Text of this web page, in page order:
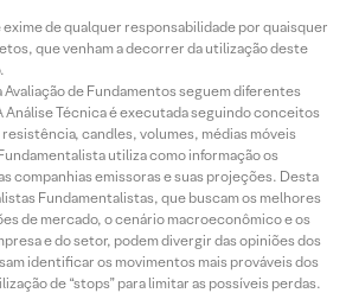
de qualquer responsabilidade por quaisquer
que venham a decorrer da utilização deste
Avaliação de Fundamentos seguem diferentes
Análise Técnica é executada seguindo conceitos
candles, volumes, médias móveis
utiliza como informação os
companhias emissoras e suas projeções. Desta
Fundamentalistas, que buscam os melhores
de mercado, o cenário macroeconômico e os
e do setor, podem divergir das opiniões dos
identificar os movimentos mais prováveis dos
de “stops” para limitar as possíveis perdas.